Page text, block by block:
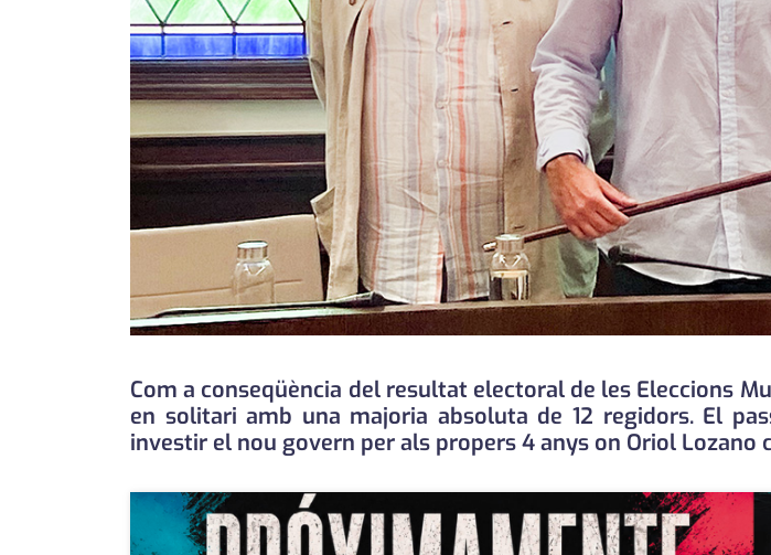
Com a conseqüència del resultat electoral de les Eleccions
en solitari amb una majoria absoluta de 12 regidors. El
investir el nou govern per als propers 4 anys on Oriol